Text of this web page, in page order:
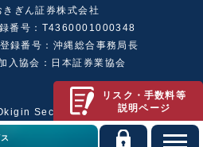
リスク・手数料等
説明ページ
ぎん証券株式会社
番号：T4360001000348
録番号：沖縄総合事務局長
入協会：日本証券業協会
Securities Limited.